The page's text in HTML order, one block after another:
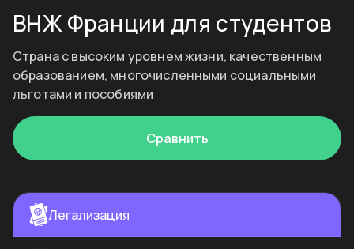
ВНЖ Франции для студентов
Страна с высоким уровнем жизни, качественным
образованием, многочисленными социальными
льготами и пособиями
Сравнить
Легализация